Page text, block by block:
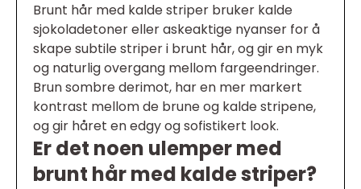
Brunt hår med kalde striper bruker kalde
sjokoladetoner eller askeaktige nyanser for å
skape subtile striper i brunt hår, og gir en myk
og naturlig overgang mellom fargeendringer.
Brun sombre derimot, har en mer markert
kontrast mellom de brune og kalde stripene,
og gir håret en edgy og sofistikert look.
Er det noen ulemper med
brunt hår med kalde striper?